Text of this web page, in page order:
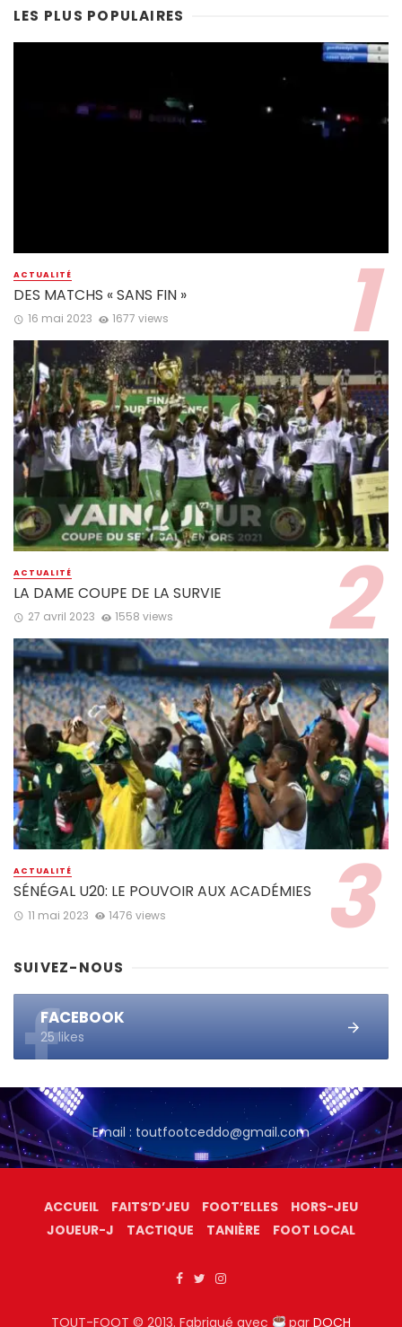
LES PLUS POPULAIRES
ACTUALITÉ
DES MATCHS « SANS FIN »
16 mai 2023 1677 views
ACTUALITÉ
LA DAME COUPE DE LA SURVIE
27 avril 2023 1558 views
ACTUALITÉ
SÉNÉGAL U20: LE POUVOIR AUX ACADÉMIES
11 mai 2023 1476 views
SUIVEZ-NOUS
FACEBOOK
25 likes
Email : toutfootceddo@gmail.com
ACCUEIL FAITS’D’JEU FOOT’ELLES
HORS-JEU
JOUEUR-J
TACTIQUE TANIÈRE FOOT LOCAL
TOUT-FOOT © 2013. Fabriqué avec parDOCH